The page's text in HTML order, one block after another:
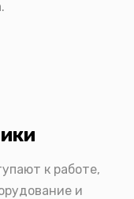
к работе,
и